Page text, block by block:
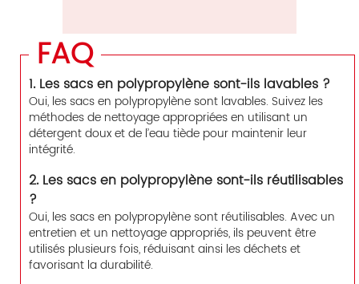
FAQ
1. Les sacs en polypropylène sont-ils lavables ?
Oui, les sacs en polypropylène sont lavables. Suivez les
méthodes de nettoyage appropriées en utilisant un
détergent doux et de l’eau tiède pour maintenir leur
intégrité.
2. Les sacs en polypropylène sont-ils réutilisables
?
Oui, les sacs en polypropylène sont réutilisables. Avec un
entretien et un nettoyage appropriés, ils peuvent être
utilisés plusieurs fois, réduisant ainsi les déchets et
favorisant la durabilité.